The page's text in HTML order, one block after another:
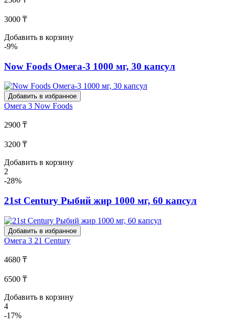
3000 ₸
Добавить в корзину
-9%
Now Foods Омега-3 1000 мг, 30 капсул
Добавить в избранное
Омега 3 Now Foods
2900 ₸
3200 ₸
Добавить в корзину
2
-28%
21st Century Рыбий жир 1000 мг, 60 капсул
Добавить в избранное
Омега 3 21 Century
4680 ₸
6500 ₸
Добавить в корзину
4
-17%